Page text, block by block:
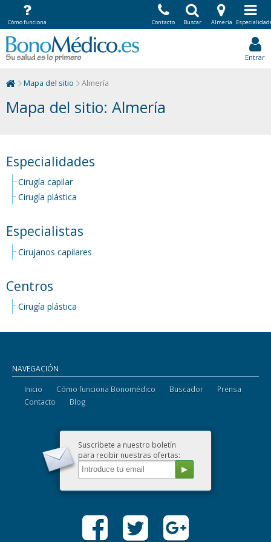
Entrar
Mapa del sitio Almería
Mapa del sitio: Almería
Especialidades
Cirugía capilar
Cirugía plástica
Especialistas
Cirujanos capilares
Centros
Cirugía plástica
NAVEGACIÓN
Inicio Cómo funciona Bonomédico Buscador
Prensa
Contacto
Blog
Suscríbete a nuestro boletín
para recibir nuestras ofertas:
Cómo funciona Contacto Buscar Almería